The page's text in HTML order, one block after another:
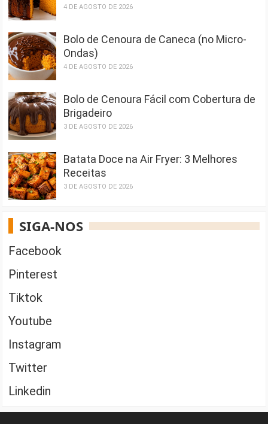
4 DE AGOSTO DE 2026
Bolo de Cenoura de Caneca (no Micro-
Ondas)
4 DE AGOSTO DE 2026
Bolo de Cenoura Fácil com Cobertura de
Brigadeiro
3 DE AGOSTO DE 2026
Batata Doce na Air Fryer: 3 Melhores
Receitas
3 DE AGOSTO DE 2026
SIGA-NOS
Facebook
Pinterest
Tiktok
Youtube
Instagram
Twitter
Linkedin